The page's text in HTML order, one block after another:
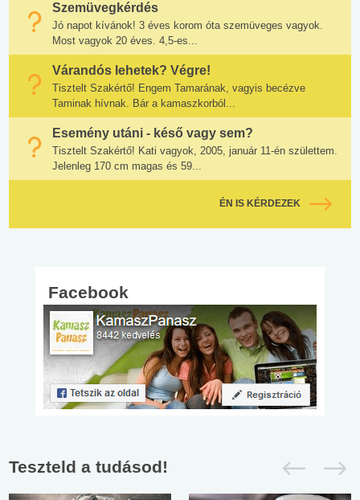
Szemüvegkérdés
Jó napot kívánok! 3 éves korom óta szemüveges vagyok.
Most vagyok 20 éves. 4,5-es...
Várandós lehetek? Végre!
Tisztelt Szakértő! Engem Tamarának, vagyis becézve
Taminak hívnak. Bár a kamaszkorból...
Esemény utáni - késő vagy sem?
Tisztelt Szakértő! Kati vagyok, 2005, január 11-én születtem.
Jelenleg 170 cm magas és 59...
ÉN IS KÉRDEZEK
Facebook
Teszteld a tudásod!